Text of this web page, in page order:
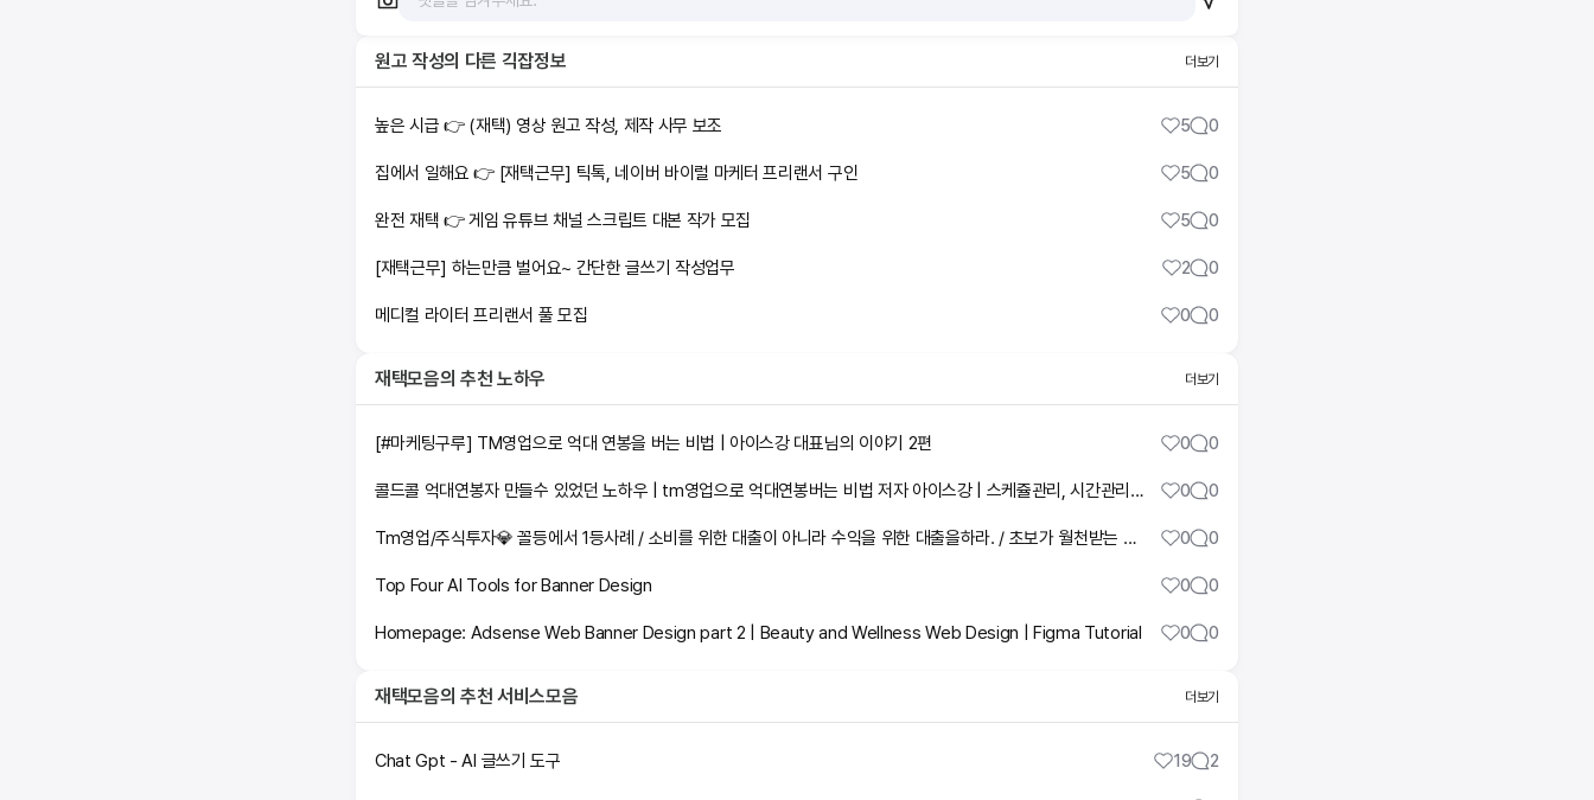
원고 작성의 다른 긱잡정보 더보기
높은 시급 👉 (재택) 영상 원고 작성, 제작 사무 보조 5 0
집에서 일해요 👉 [재택근무] 틱톡, 네이버 바이럴 마케터 프리랜서 구인 5 0
완전 재택 👉 게임 유튜브 채널 스크립트 대본 작가 모집 5 0
[재택근무] 하는만큼 벌어요~ 간단한 글쓰기 작성업무 2 0
메디컬 라이터 프리랜서 풀 모집 0 0
재택모음의 추천 노하우 더보기
[#마케팅구루] TM영업으로 억대 연봉을 버는 비법 | 아이스강 대표님의 이야기 2편 0 0
콜드콜 억대연봉자 만들수 있었던 노하우 | tm영업으로 억대연봉버는 비법 저자 아이스강 | 스케쥴관리, 시간관리, 동기부여, 자기계발, 멘탈관리, 아웃바운드, 콜드콜링, 콜드콜코치 0 0
Tm영업/주식투자💎 꼴등에서 1등사례 / 소비를 위한 대출이 아니라 수익을 위한 대출을하라. / 초보가 월천받는 비법공개 " 0 0
Top Four AI Tools for Banner Design 0 0
Homepage: Adsense Web Banner Design part 2 | Beauty and Wellness Web Design | Figma Tutorial 0 0
재택모음의 추천 서비스모음 더보기
Chat Gpt - AI 글쓰기 도구 19 2